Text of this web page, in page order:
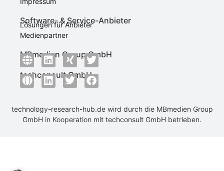
Software- & Service-Anbieter
Lösungen für Anbieter
Medienpartner
MBmedien Group GmbH
techconsult GmbH
technology-research-hub.de wird durch die MBmedien Group
GmbH in Kooperation mit techconsult GmbH betrieben.